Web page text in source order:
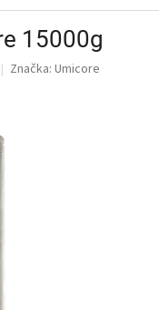
15000g
Značka: Umicore